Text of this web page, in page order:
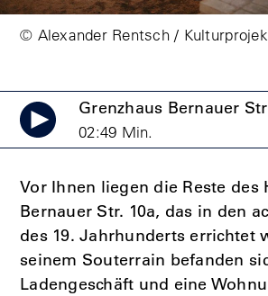
© Alexander Rentsch /
Grenzhaus Bernauer
02:49 Min.
Vor Ihnen liegen die Reste des
Bernauer Str. 10a, das in den
des 19. Jahrhunderts errichtet
seinem Souterrain befanden
Ladengeschäft und eine